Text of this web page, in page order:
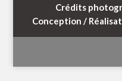
Crédits
Conception /